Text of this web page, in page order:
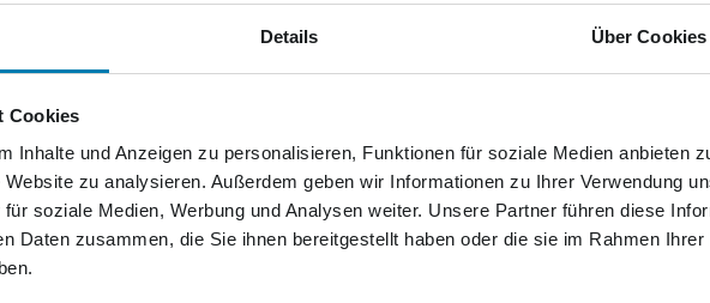
Details Über Cookies
Cookies
Inhalte und Anzeigen zu personalisieren, Funktionen für soziale Medien anbieten
zu analysieren. Außerdem geben wir Informationen zu Ihrer Verwendung
soziale Medien, Werbung und Analysen weiter. Unsere Partner führen diese
Daten zusammen, die Sie ihnen bereitgestellt haben oder die sie im Rahmen Ihrer
Lesemodus, der zu Ihnen passt
Wählen Sie zwischen Hell- oder
Dunkelmodus und passen Sie die
Rätseln &
Ob unterwegs oder zu Hause